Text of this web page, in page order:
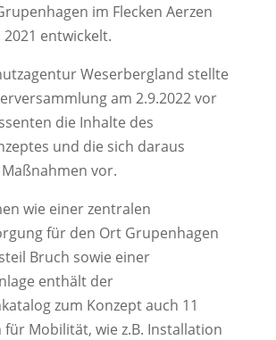
im Flecken Aerzen
entwickelt.
Weserbergland stellte
am 2.9.2022 vor
die Inhalte des
und die sich daraus
vor.
wie einer zentralen
für den Ort Grupenhagen
Bruch sowie einer
enthält der
zum Konzept auch 11
für Mobilität, wie z.B. Installation